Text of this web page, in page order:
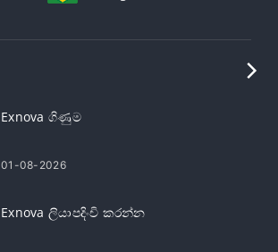
Exnova ගිණුම
01-08-2026
Exnova ලියාපදිංචි කරන්න